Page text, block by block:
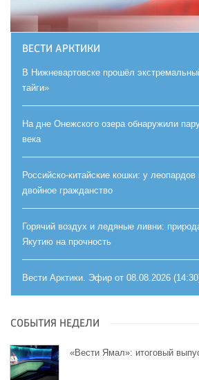
ВЕСТИ АРКТИКИ
В Нижневартовске прошёл
тайги»
На дне Онежского озера обнаружили
века
Российско-китайские кошки: у леопардов
двойное гражданство
Горячий воздух и ледяные ливни:
Якутию на прочность
Вести Арктики. Эфир от 08.08.2026
СОБЫТИЯ НЕДЕЛИ
«Вести Ямал»: итоговый